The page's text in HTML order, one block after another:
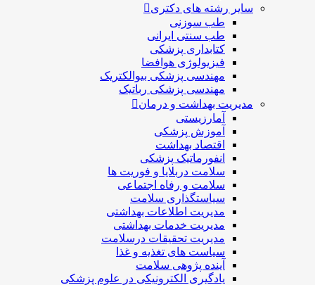
سایر رشته های دکتری
طب سوزنی
طب سنتی ایرانی
کتابداری پزشکی
فیزیولوژی هوافضا
مهندسی پزشکی بیوالکتریک
مهندسی پزشکی رباتیک
مدیریت بهداشت و درمان
آمارزیستی
آموزش پزشکی
اقتصاد بهداشت
انفورماتیک پزشکی
سلامت دربلايا و فوريت ها
سلامت و رفاه اجتماعی
سیاستگذاری سلامت
مدیریت اطلاعات بهداشتی
مدیریت خدمات بهداشتی
مدیریت تحقیقات درسلامت
سیاست های تغذیه و غذا
آینده پژوهی سلامت
یادگیری الکترونیکی در علوم پزشکی